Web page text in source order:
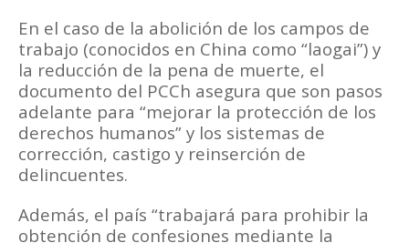
En el caso de la abolición de los campos de
trabajo (conocidos en China como “laogai”) y
la reducción de la pena de muerte, el
documento del PCCh asegura que son pasos
adelante para “mejorar la protección de los
derechos humanos” y los sistemas de
corrección, castigo y reinserción de
delincuentes.
Además, el país “trabajará para prohibir la
obtención de confesiones mediante la